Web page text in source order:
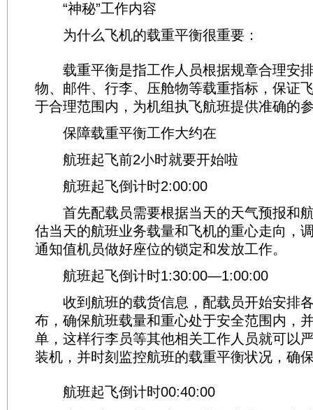
“神秘”工作内容
为什么飞机的载重平衡很重要：
载重平衡是指工作人员根据规章合理安
物、邮件、行李、压舱物等载重指标，保证
于合理范围内，为机组执飞航班提供准确的
保障载重平衡工作大约在
航班起飞前2小时就要开始啦
航班起飞倒计时2:00:00
首先配载员需要根据当天的天气预报和
估当天的航班业务载量和飞机的重心走向，
通知值机员做好座位的锁定和发放工作。
航班起飞倒计时1:30:00—1:00:00
收到航班的载货信息，配载员开始安排
布，确保航班载量和重心处于安全范围内，
单，这样行李员等其他相关工作人员就可以
装机，并时刻监控航班的载重平衡状况，确
航班起飞倒计时00:40:00